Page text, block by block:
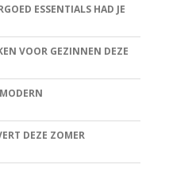
ESSENTIALS HAD JE
VOOR GEZINNEN DEZE
DEZE ZOMER